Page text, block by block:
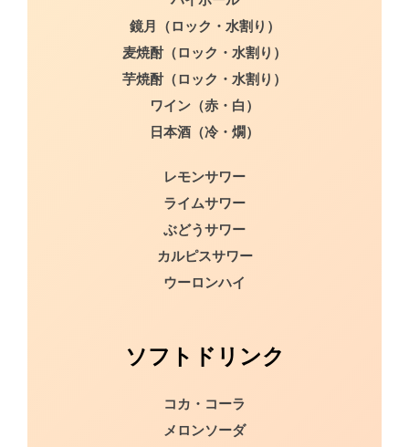
鏡月（ロック・水割り）
麦焼酎（ロック・水割り）
芋焼酎（ロック・水割り）
ワイン（赤・白）
日本酒（冷・燗）
レモンサワー
ライムサワー
ぶどうサワー
カルピスサワー
ウーロンハイ
ソフトドリンク
コカ・コーラ
メロンソーダ